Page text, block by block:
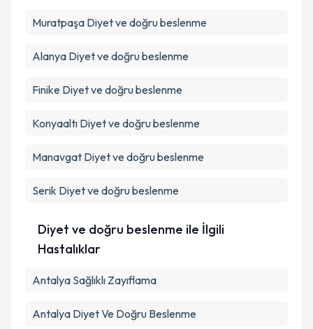
Metni'ni okudum ve kişisel verilerimin belirtilen
Muratpaşa Diyet ve doğru beslenme
Alanya Diyet ve doğru beslenme
Finike Diyet ve doğru beslenme
Konyaaltı Diyet ve doğru beslenme
Manavgat Diyet ve doğru beslenme
Serik Diyet ve doğru beslenme
Diyet ve doğru beslenme ile İlgili
Hastalıklar
Antalya Sağlıklı Zayıflama
Antalya Diyet Ve Doğru Beslenme